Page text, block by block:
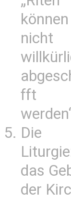
können
nicht
fft
Die
das
der